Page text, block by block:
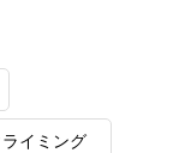
ライミング